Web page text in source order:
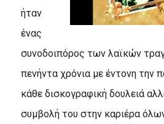
ήταν
ένας
συνοδοιπόρος των λαϊκών
πενήντα χρόνια με έντονη την
κάθε δισκογραφική δουλειά
συμβολή του στην καριέρα